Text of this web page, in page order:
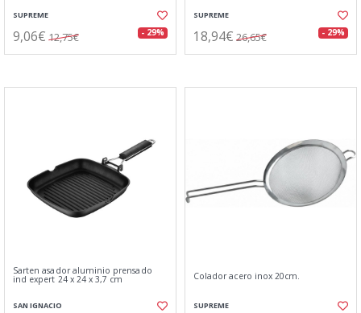
SUPREME
9,06€ 12,75€ - 29%
SUPREME
18,94€ 26,65€ - 29%
Sarten asador aluminio prensado
ind expert 24 x 24 x 3,7 cm
SAN IGNACIO
Colador acero inox 20cm.
SUPREME